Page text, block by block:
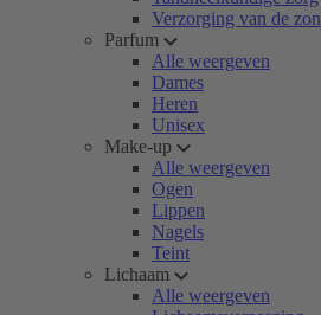
Verzorging van de zon
Parfum
Alle weergeven
Dames
Heren
Unisex
Make-up
Alle weergeven
Ogen
Lippen
Nagels
Teint
Lichaam
Alle weergeven